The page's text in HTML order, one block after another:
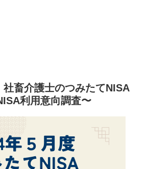
畜介護士のつみたてNISA
利用意向調査〜